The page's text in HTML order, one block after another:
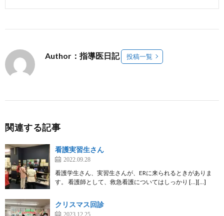
Author：指導医日記 投稿一覧
関連する記事
看護実習生さん
2022.09.28
看護学生さん、実習生さんが、ERに来られるときがありま
す。 看護師として、救急看護についてはしっかり […][…]
クリスマス回診
2023.12.25